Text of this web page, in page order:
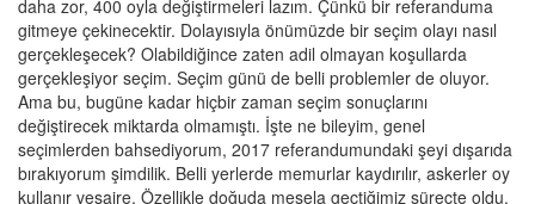
daha zor, 400 oyla değiştirmeleri lazım. Çünkü bir referanduma
gitmeye çekinecektir. Dolayısıyla önümüzde bir seçim olayı nasıl
gerçekleşecek? Olabildiğince zaten adil olmayan koşullarda
gerçekleşiyor seçim. Seçim günü de belli problemler de oluyor.
Ama bu, bugüne kadar hiçbir zaman seçim sonuçlarını
değiştirecek miktarda olmamıştı. İşte ne bileyim, genel
seçimlerden bahsediyorum, 2017 referandumundaki şeyi dışarıda
bırakıyorum şimdilik. Belli yerlerde memurlar kaydırılır, askerler oy
kullanır vesaire. Özellikle doğuda mesela geçtiğimiz süreçte oldu.